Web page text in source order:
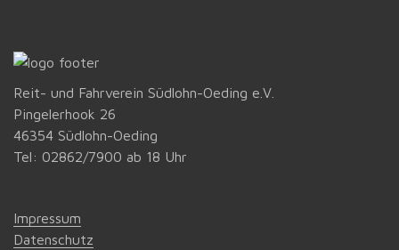
Reit- und Fahrverein Südlohn-Oeding e.V.
Pingelerhook 26
46354 Südlohn-Oeding
Tel: 02862/7900 ab 18 Uhr
Impressum
Datenschutz